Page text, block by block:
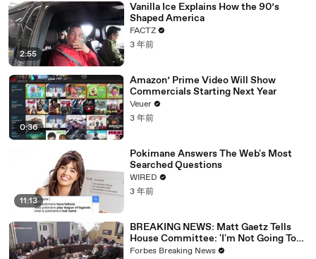
2:55
Vanilla Ice Explains How the 90’s
Shaped America
FACTZ
3 年前
0:36
Amazon’ Prime Video Will Show
Commercials Starting Next Year
Veuer
3 年前
11:13
Pokimane Answers The Web's Most
Searched Questions
WIRED
3 年前
BREAKING NEWS: Matt Gaetz Tells
House Committee: 'I'm Not Going To
Vote For A Continuing Resolution'
Forbes Breaking News